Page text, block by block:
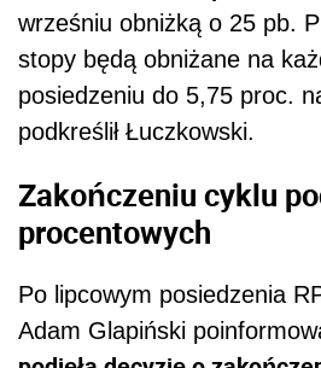
wrześniu obniżką o 25 pb.
stopy będą obniżane na
posiedzeniu do 5,75 proc.
podkreślił Łuczkowski.
Zakończeniu cyklu
procentowych
Po lipcowym posiedzenia
Adam Glapiński